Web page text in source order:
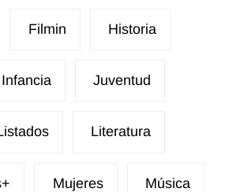
Filmin Historia
Infancia Juventud
Literatura
Mujeres Música